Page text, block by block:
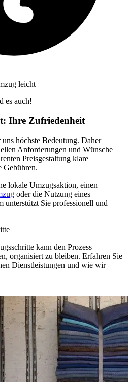
leicht
es auch!
Ihre Zufriedenheit
uns höchste Bedeutung. Daher
Anforderungen und Wünsche
Preisgestaltung klare
Gebühren.
lokale Umzugsaktion, einen
oder die Nutzung eines
unterstützt Sie professionell und
kann den Prozess
organisiert zu bleiben. Erfahren Sie
Dienstleistungen und wie wir